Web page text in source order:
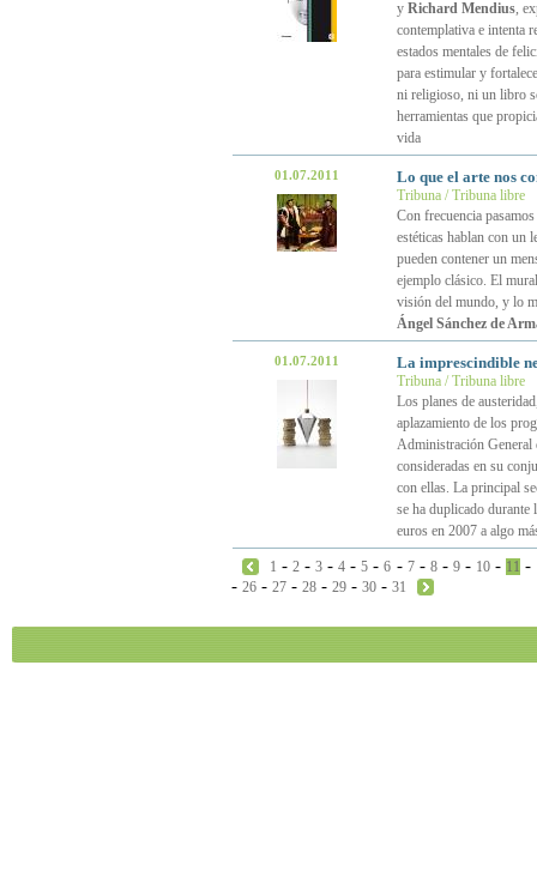
y Richard Mendius,
contemplativa e intenta
estados mentales de
para estimular y
ni religioso, ni un libro
herramientas que
vida
01.07.2011 Lo que el arte nos
Tribuna / Tribuna libre
Con frecuencia
estéticas hablan con un
pueden contener un
ejemplo clásico. El
visión del mundo, y lo
Ángel Sánchez de
01.07.2011 La imprescindible
Tribuna / Tribuna libre
Los planes de
aplazamiento de los
Administración General
consideradas en su
con ellas. La principal
se ha duplicado durante
euros en 2007 a algo
1 -2 -3 -4 -5 -6 - 7- 8- 9- 10- 11 -
- 26 - 27 - 28 - 29 - 30 - 31